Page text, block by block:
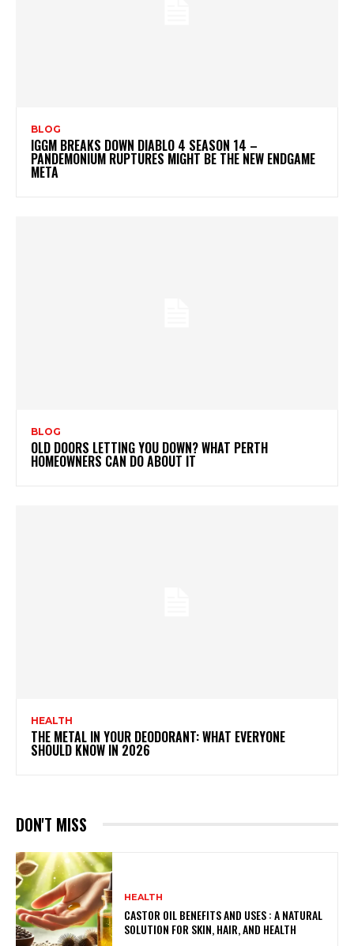
BLOG
IGGM BREAKS DOWN DIABLO 4 SEASON 14 –
PANDEMONIUM RUPTURES MIGHT BE THE NEW ENDGAME
META
BLOG
OLD DOORS LETTING YOU DOWN? WHAT PERTH
HOMEOWNERS CAN DO ABOUT IT
HEALTH
THE METAL IN YOUR DEODORANT: WHAT EVERYONE
SHOULD KNOW IN 2026
DON'T MISS
HEALTH
CASTOR OIL BENEFITS AND USES : A NATURAL
SOLUTION FOR SKIN, HAIR, AND HEALTH